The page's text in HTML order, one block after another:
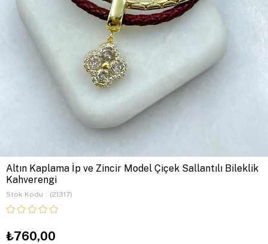
Altın Kaplama İp ve Zincir Model Çiçek Sallantılı Bileklik
Kahverengi
Stok Kodu (21317)
₺760,00